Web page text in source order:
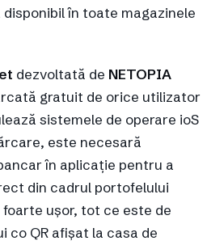
în toate magazinele
dezvoltată de NETOPIA
gratuit de orice utilizator
sistemele de operare ioS
este necesară
în aplicație pentru a
din cadrul portofelului
ușor, tot ce este de
co QR afișat la casa de